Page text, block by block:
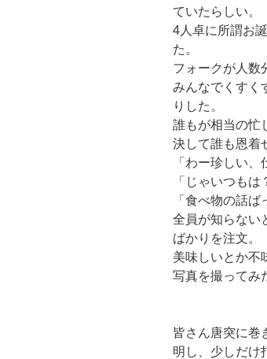
ていたらしい。
4人卓に所謂お
た。
フォークが人数
みんなでくすく
りした。
誰もが相当の忙
決して誰も恩着
「わー珍しい、
「じゃいつもは
「食べ物の話ば
全員が知らない
ばかりを注文。
美味しいとか不
写真を撮ってみ
皆さん唐突に巻
明し、少しだけ